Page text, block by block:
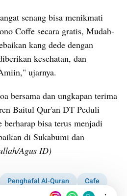
senang bisa menikmati
Coffe secara gratis, Mudah-
kang dede dengan
kesehatan, dan
ujarnya.
bersama dan ungkapan terima
Baitul Qur'an DT Peduli
bisa terus menjadi
di Sukabumi dan
Agus ID)
Penghafal Al-Quran
Cafe